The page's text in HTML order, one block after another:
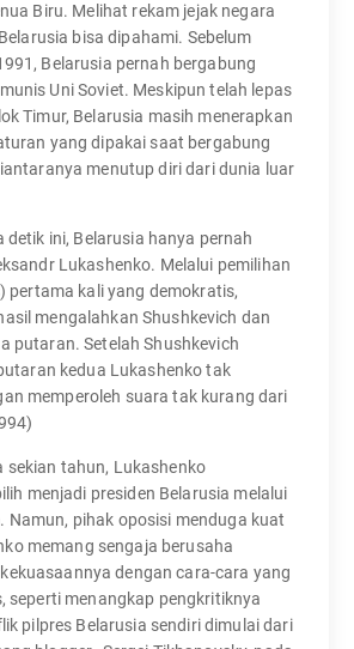
Biru. Melihat rekam jejak negara
bisa dipahami. Sebelum
Belarusia pernah bergabung
Uni Soviet. Meskipun telah lepas
Timur, Belarusia masih menerapkan
yang dipakai saat bergabung
menutup diri dari dunia luar
detik ini, Belarusia hanya pernah
Lukashenko. Melalui pemilihan
pertama kali yang demokratis,
mengalahkan Shushkevich dan
putaran. Setelah Shushkevich
kedua Lukashenko tak
memperoleh suara tak kurang dari
sekian tahun, Lukashenko
menjadi presiden Belarusia melalui
Namun, pihak oposisi menduga kuat
memang sengaja berusaha
dengan cara-cara yang
seperti menangkap pengkritiknya
pilpres Belarusia sendiri dimulai dari